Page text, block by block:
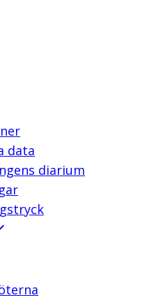
data
diarium